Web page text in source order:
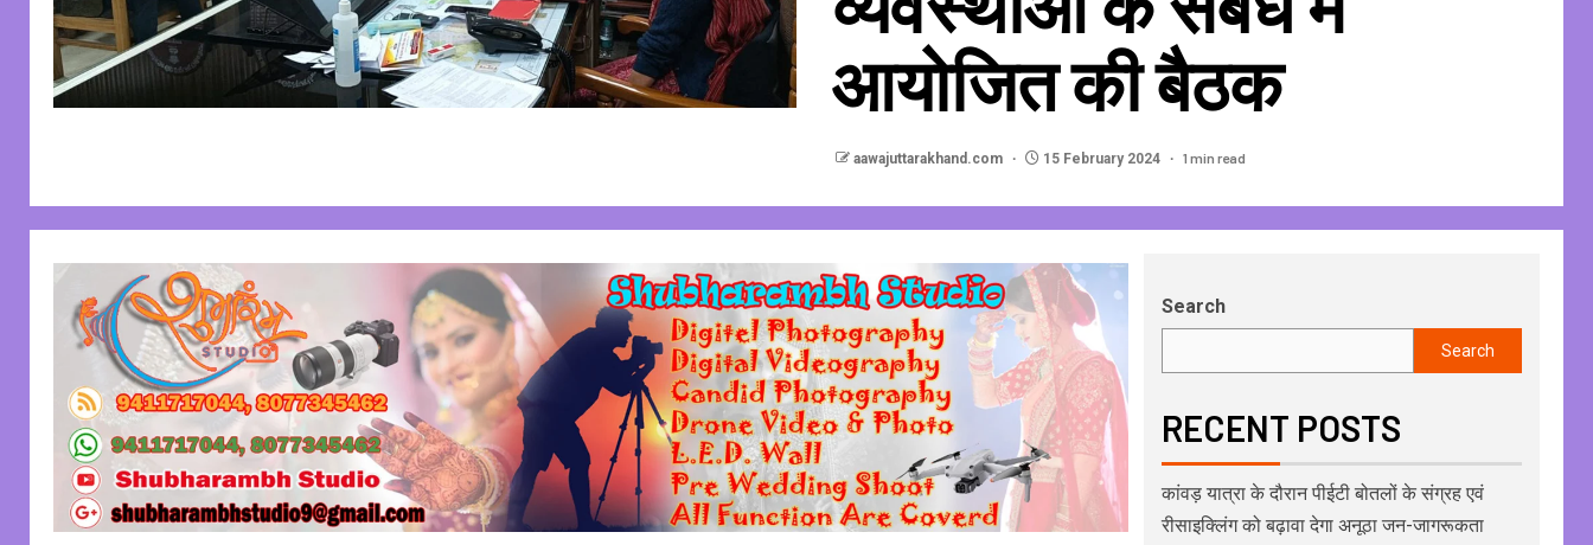
आयोजित की बैठक
aawajuttarakhand.com 15 February 2024 1 min read
Search
Search
RECENT POSTS
कांवड़ यात्रा के दौरान पीईटी बोतलों के संग्रह एवं
रीसाइक्लिंग को बढ़ावा देगा अनूठा जन-जागरूकता